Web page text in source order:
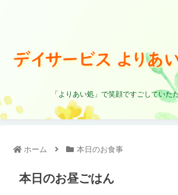
「よりあい処」で笑顔ですごしていた
ホーム 本日のお食事
本日のお昼ごはん